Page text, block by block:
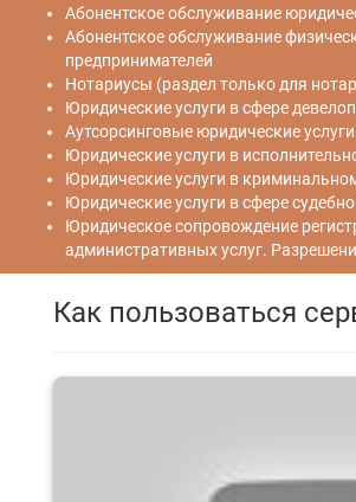
Абонентское обслуживание
Абонентское обслуживание
предпринимателей
Нотариусы (раздел только для
Юридические услуги в сфере
Аутсорсинговые юридические услуги
Юридические услуги в
Юридические услуги в
Юридические услуги в сфере
Юридическое сопровождение
административных услуг.
Как пользоваться